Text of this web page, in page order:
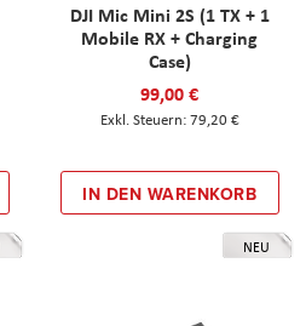
DJI Mic Mini 2S (1 TX + 1
Mobile RX + Charging
Case)
99,00 €
79,20 €
IN DEN WARENKORB
NEU